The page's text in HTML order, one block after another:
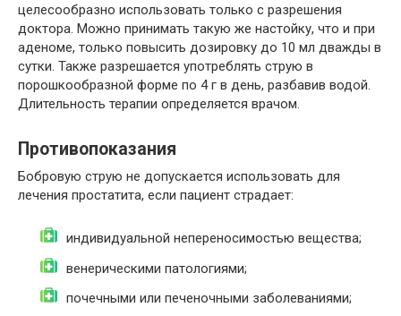
целесообразно использовать только с разрешения
доктора. Можно принимать такую же настойку, что и при
аденоме, только повысить дозировку до 10 мл дважды в
сутки. Также разрешается употреблять струю в
порошкообразной форме по 4 г в день, разбавив водой.
Длительность терапии определяется врачом.
Противопоказания
Бобровую струю не допускается использовать для
лечения простатита, если пациент страдает:
индивидуальной непереносимостью вещества;
венерическими патологиями;
почечными или печеночными заболеваниями;